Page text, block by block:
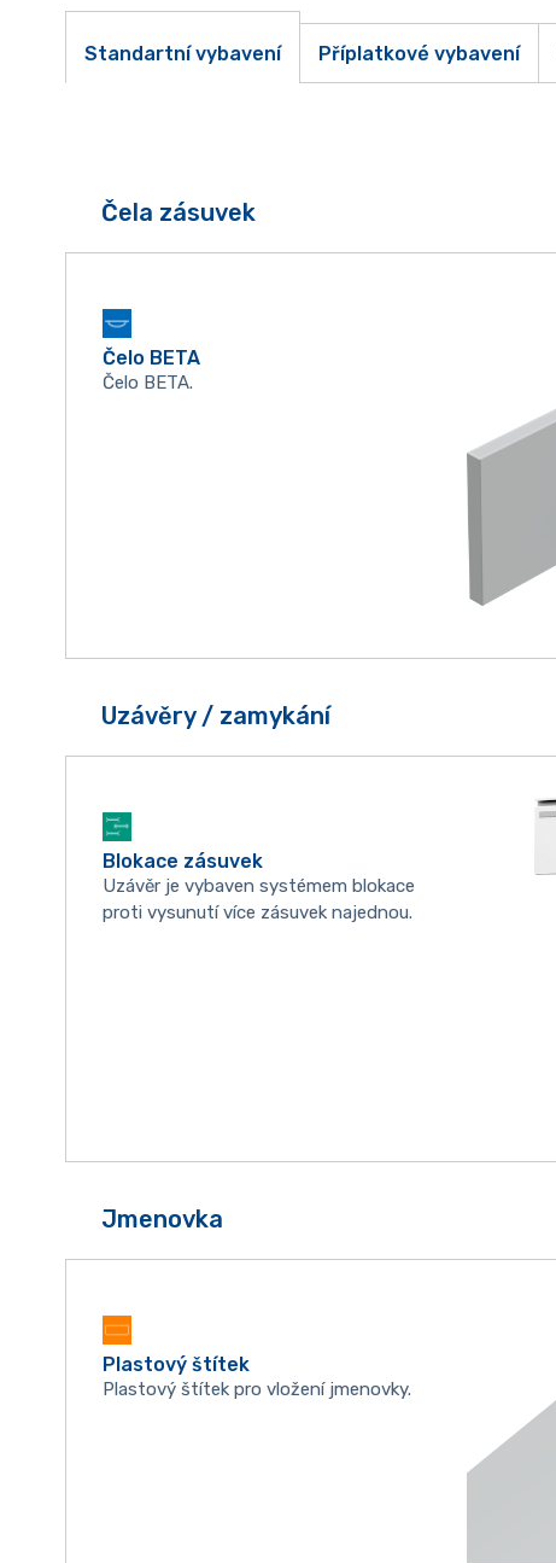
Standartní vybavení Příplatkové vybavení
Čela zásuvek
Čelo BETA
Čelo BETA.
Uzávěry / zamykání
Blokace zásuvek
Uzávěr je vybaven systémem blokace
proti vysunutí více zásuvek najednou.
Jmenovka
Plastový štítek
Plastový štítek pro vložení jmenovky.